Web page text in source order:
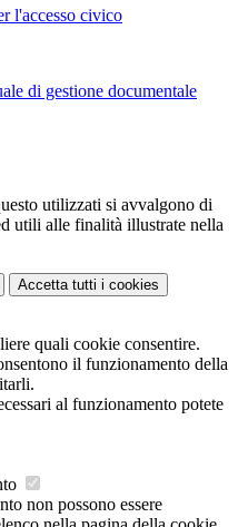
l'accesso civico
di gestione documentale
utilizzati si avvalgono di
utili alle finalità illustrate nella
Accetta tutti i cookies
quali cookie consentire.
il funzionamento della
al funzionamento potete
non possono essere